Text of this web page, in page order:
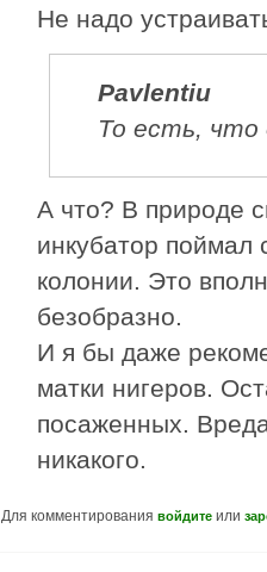
Не надо
Pavlentiu
То есть, что
А что? В природе
инкубатор поймал
колонии. Это
безобразно.
И я бы даже
матки нигеров.
посаженных.
никакого.
Для комментирования войдите или